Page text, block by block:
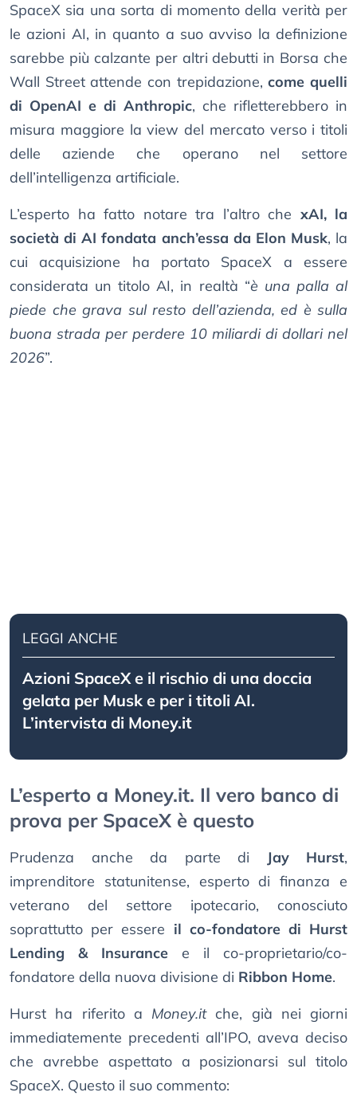
SpaceX sia una sorta di momento della verità per
le azioni AI, in quanto a suo avviso la definizione
sarebbe più calzante per altri debutti in Borsa che
Wall Street attende con trepidazione,come quelli
di OpenAI e di Anthropic, che rifletterebbero in
misura maggiore la view del mercato verso i titoli
delle aziende che operano nel settore
dell’intelligenza artificiale.
L’esperto ha fatto notare tra l’altro che xAI, la
società di AI fondata anch’essa da Elon Musk, la
cui acquisizione ha portato SpaceX a essere
considerata un titolo AI, in realtà “è una palla al
piede che grava sul resto dell’azienda, ed è sulla
buona strada per perdere 10 miliardi di dollari nel
2026”.
LEGGI ANCHE
Azioni SpaceX e il rischio di una doccia
gelata per Musk e per i titoli AI.
L’intervista di Money.it
L’esperto a Money.it. Il vero banco di
prova per SpaceX è questo
Prudenza anche da parte di Jay Hurst,
imprenditore statunitense, esperto di finanza e
veterano del settore ipotecario, conosciuto
soprattutto per essere il co-fondatore di Hurst
Lending & Insurance e il co-proprietario/co-
fondatore della nuova divisione di Ribbon Home.
Hurst ha riferito a Money.itche, già nei giorni
immediatemente precedenti all’IPO, aveva deciso
che avrebbe aspettato a posizionarsi sul titolo
SpaceX. Questo il suo commento: